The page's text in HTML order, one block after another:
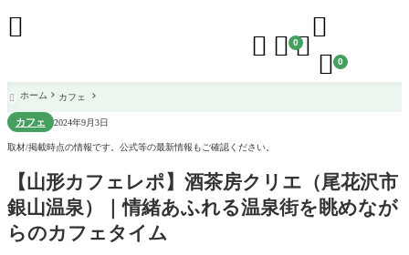
  0

 0

 ホーム カフェ
カフェ 2024年9月3日
取材/掲載時点の情報です。公式等の最新情報もご確認ください。
【山形カフェレポ】酒茶房クリエ（尾花沢市
銀山温泉）｜情緒あふれる温泉街を眺めなが
らのカフェタイム